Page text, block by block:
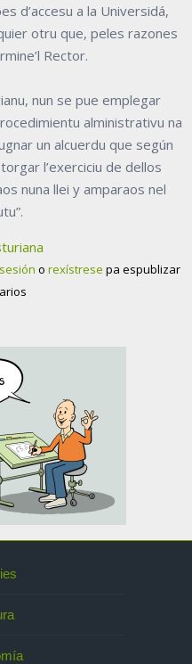
d’accesu a la Universidá,
otru que, peles razones
Rector.
nun se pue emplegar
alministrativu na
un alcuerdu que según
l’exerciciu de dellos
nuna llei y amparaos nel
o rexístrese pa espublizar